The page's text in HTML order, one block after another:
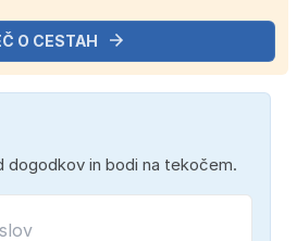
O CESTAH
dogodkov in bodi na tekočem.